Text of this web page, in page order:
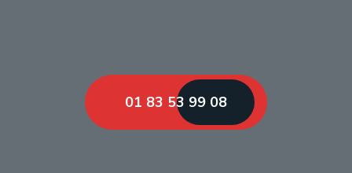
01 83 53 99 08